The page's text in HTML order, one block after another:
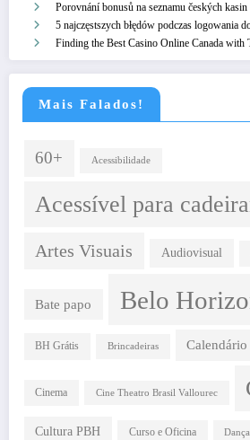
Porovnání bonusů na seznamu českých kasin
5 najczęstszych błędów podczas logowania
Finding the Best Casino Online Canada with
Mais Falados!
60+ Acessibilidade
Acessível para
Artes Visuais Audiovisual
Bate papo Belo
BH Grátis Brincadeiras
Cinema Cine Theatro Brasil Vallourec
Cultura PBH Curso e Oficina Dança